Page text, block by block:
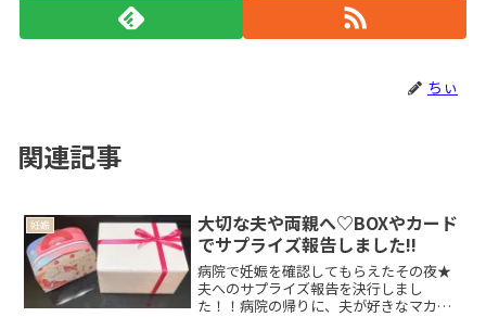
ちぃ
関連記事
妊娠
大切な夫や両親へ♡BOXやカード
でサプライズ報告しました!!
病院で妊娠を確認してもらえたその夜★
夫へのサプライズ報告を決行しまし
た！！病院の帰りに、夫が好きなマカロ